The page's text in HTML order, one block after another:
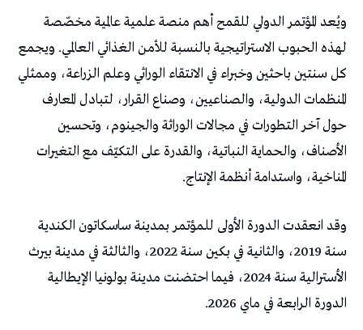
ويُعد المؤتمر الدولي للقمح أهم منصة علمية عالمية مخصّصة
لهذه الحبوب الاستراتيجية بالنسبة للأمن الغذائي العالمي. ويجمع
كل سنتين باحثين وخبراء في الانتقاء الوراثي وعلم الزراعة، وممثلي
المنظمات الدولية، والصناعيين، وصناع القرار، لتبادل المعارف
حول آخر التطورات في مجالات الوراثة والجينوم، وتحسين
الأصناف، والحماية النباتية، والقدرة على التكيّف مع التغيرات
المناخية، واستدامة أنظمة الإنتاج.
وقد انعقدت الدورة الأولى للمؤتمر بمدينة ساسكاتون الكندية
سنة 2019، والثانية في بكين سنة 2022، والثالثة في مدينة بيرث
الأسترالية سنة 2024، فيما احتضنت مدينة بولونيا الإيطالية
الدورة الرابعة في ماي 2026.